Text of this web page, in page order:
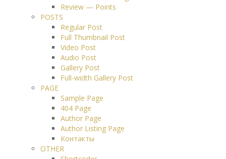
Review — Points
POSTS
Regular Post
Full Thumbnail Post
Video Post
Audio Post
Gallery Post
Full-width Gallery Post
PAGE
Sample Page
404 Page
Author Page
Author Listing Page
Контакты
OTHER